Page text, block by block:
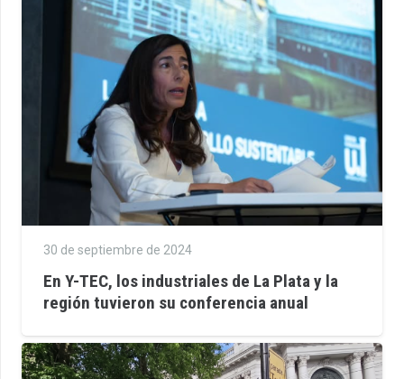
30 de septiembre de 2024
En Y-TEC, los industriales de La Plata y la
región tuvieron su conferencia anual